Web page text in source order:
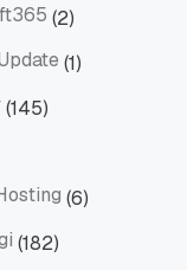
(2)
(1)
(145)
(6)
(182)